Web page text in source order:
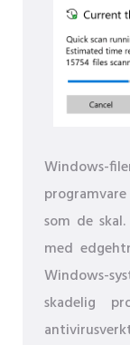
Windows-
som de
med
Windows-
skadelig